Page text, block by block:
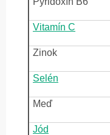
Vitamín C
Zinok
Selén
Meď
Jód